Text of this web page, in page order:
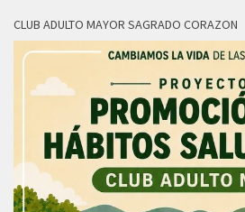
CLUB ADULTO MAYOR SAGRADO CORAZON